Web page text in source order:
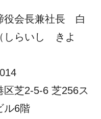
役会長兼社長 白
らいし きよ
区芝2-5-6 芝256ス
ル6階